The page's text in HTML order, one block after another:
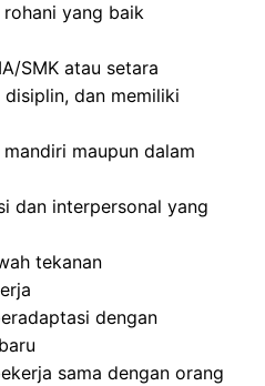
rohani yang baik
SMK atau setara
disiplin, dan memiliki
maupun dalam
dan interpersonal yang
tekanan
dengan
sama dengan orang